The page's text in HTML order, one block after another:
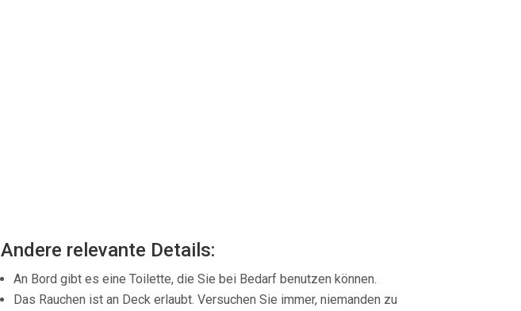
Andere relevante Details:
An Bord gibt es eine Toilette, die Sie bei Bedarf benutzen können.
Das Rauchen ist an Deck erlaubt. Versuchen Sie immer, niemanden zu